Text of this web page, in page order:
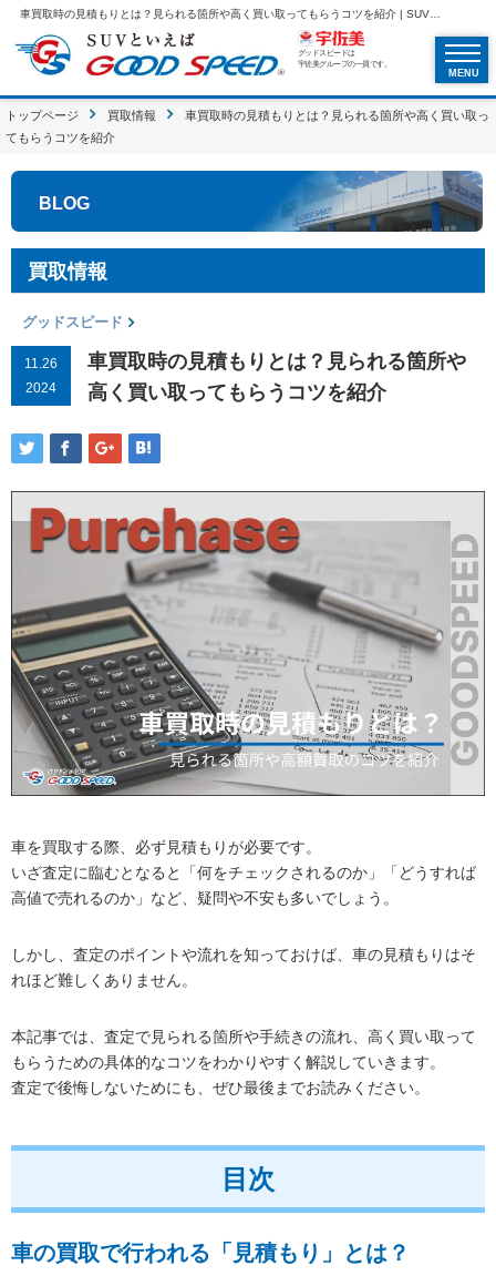
車買取時の見積もりとは？見られる箇所や高く買い取ってもらうコツを紹介 | SUVといえばグッドスピードGOOD SPEED
グッドスピードは
宇佐美グループの一員です。
MENU
トップページ 買取情報
車買取時の見積もりとは？見られる箇所や高く買い取っ
てもらうコツを紹介
BLOG
買取情報
グッドスピード
11.26
2024
車買取時の見積もりとは？見られる箇所や
高く買い取ってもらうコツを紹介
車を買取する際、必ず見積もりが必要です。
いざ査定に臨むとなると「何をチェックされるのか」「どうすれば
高値で売れるのか」など、疑問や不安も多いでしょう。
しかし、査定のポイントや流れを知っておけば、車の見積もりはそ
れほど難しくありません。
本記事では、査定で見られる箇所や手続きの流れ、高く買い取って
もらうための具体的なコツをわかりやすく解説していきます。
査定で後悔しないためにも、ぜひ最後までお読みください。
目次
車の買取で行われる「見積もり」とは？